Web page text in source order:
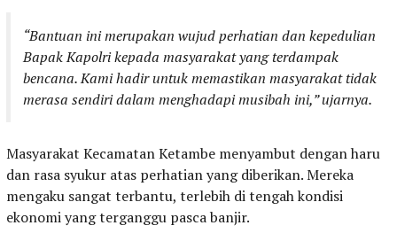
“Bantuan ini merupakan wujud perhatian dan kepedulian
Bapak Kapolri kepada masyarakat yang terdampak
bencana. Kami hadir untuk memastikan masyarakat tidak
merasa sendiri dalam menghadapi musibah ini,” ujarnya.
Masyarakat Kecamatan Ketambe menyambut dengan haru
dan rasa syukur atas perhatian yang diberikan. Mereka
mengaku sangat terbantu, terlebih di tengah kondisi
ekonomi yang terganggu pasca banjir.